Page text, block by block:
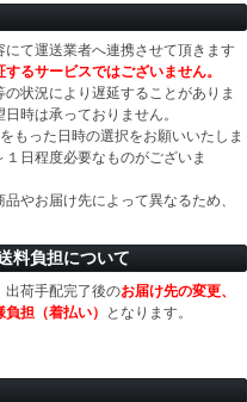
て運送業者へ連携させて頂きます
るサービスではございません。
状況により遅延することがありま
時は承っておりません。
もった日時の選択をお願いいたしま
日程度必要なものがございま
やお届け先によって異なるため、
料負担について
出荷手配完了後のお届け先の変更、
負担（着払い）
となります。